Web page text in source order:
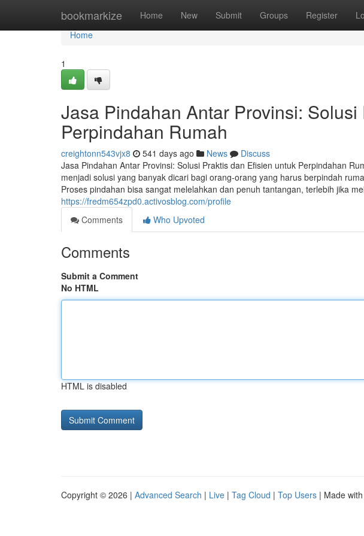
bookmarkize Home New Submit Groups Register
Home
Home
1
Jasa Pindahan Antar Provinsi:
Perpindahan Rumah
creightonn543vjx8 541 days ago News
Discuss
Jasa Pindahan Antar Provinsi: Solusi Praktis dan Efisien untuk Perpindahan
menjadi solusi yang banyak dicari bagi orang-orang yang harus berpindah
Proses pindahan bisa sangat melelahkan dan penuh tantangan, terlebih jika
https://fredm654zpd0.activosblog.com/profile
Comments
Who Upvoted
Comments
Submit a Comment
No HTML
HTML is disabled
Copyright © 2026 | Advanced Search | Live | Tag Cloud | Top Users | Made with